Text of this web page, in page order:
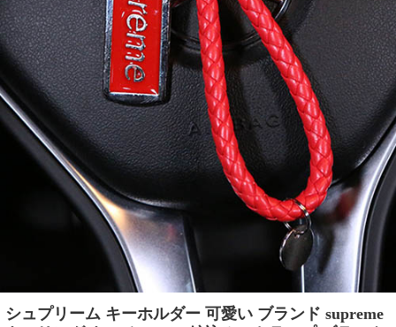
シュプリーム キーホルダー 可愛い ブランド supreme